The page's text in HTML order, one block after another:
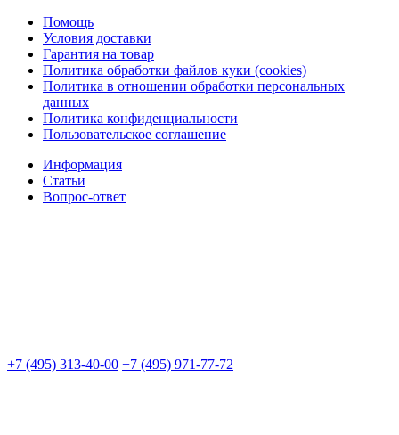
Помощь
Условия доставки
Гарантия на товар
Политика обработки файлов куки (cookies)
Политика в отношении обработки персональных
данных
Политика конфиденциальности
Пользовательское соглашение
Информация
Статьи
Вопрос-ответ
+7 (495) 313-40-00 +7 (495) 971-77-72